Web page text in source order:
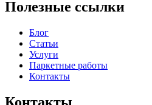
Полезные ссылки
Блог
Статьи
Услуги
Паркетные работы
Контакты
Контакты